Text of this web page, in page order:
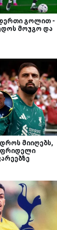
გოლით -
მოუგო და
მიიღებს,
ფრიდელი